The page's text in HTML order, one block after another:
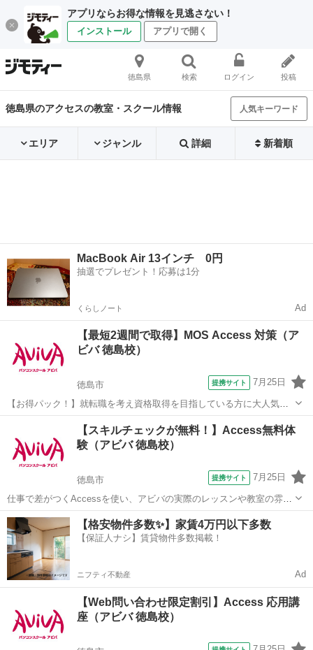
アプリならお得な情報を見逃さない！
インストール アプリで開く
徳島県 検索 ログイン 投稿
徳島県のアクセスの教室・スクール情報 人気キーワード
エリア ジャンル 詳細 新着順
MacBook Air 13インチ 0円
抽選でプレゼント！応募は1分
くらしノート Ad
【最短2週間で取得】MOS Access 対策（ア
ビバ 徳島校）
徳島市 提携サイト 7月25日
【お得パック！】就転職を考え資格取得を目指している方に大人気の
MOS Accessを短期集中で目指す検定対策の講座です。新規お問い合
わせ頂いた方限定でリーズナブルな受講料で学べる人気講座です！
アクセス
【スキルチェックが無料！】Access無料体
験（アビバ 徳島校）
徳島市 提携サイト 7月25日
仕事で差がつくAccessを使い、アビバの実際のレッスンや教室の雰囲
気を無料で体験♪ 商品・売上管理・顧客情報管理といった大量データ
を扱う方をはじめ、マーケティング・経営分析を行う方など、あなた
に合ったメニューで体験していた...
徳島 徳島市 アクセス
【格安物件多数✨】家賃4万円以下多数
【保証人ナシ】賃貸物件多数掲載！
ニフティ不動産 Ad
【Web問い合わせ限定割引】Access 応用講
座（アビバ 徳島校）